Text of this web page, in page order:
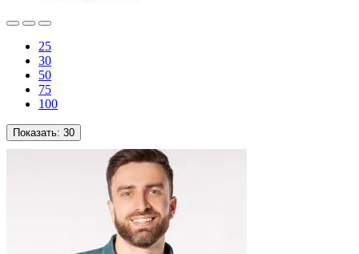
25
30
50
75
100
Показать: 30